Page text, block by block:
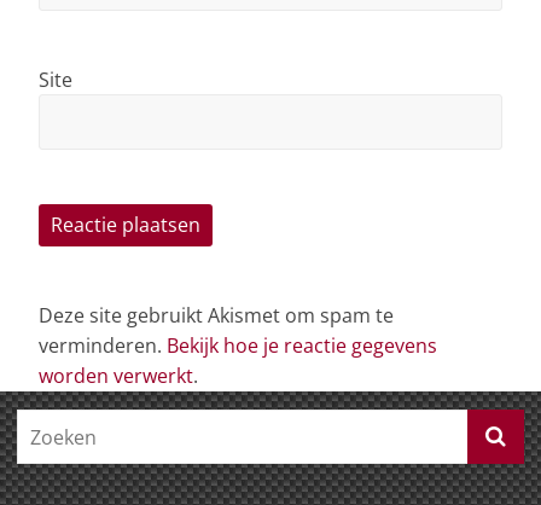
Site
Deze site gebruikt Akismet om spam te
verminderen. Bekijk hoe je reactie gegevens
worden verwerkt.